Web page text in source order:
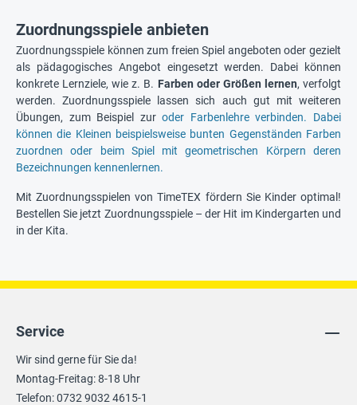
Zuordnungsspiele anbieten
Zuordnungsspiele können zum freien Spiel angeboten oder gezielt
als pädagogisches Angebot eingesetzt werden. Dabei können
konkrete Lernziele, wie z. B. Farben oder Größen lernen, verfolgt
werden. Zuordnungsspiele lassen sich auch gut mit weiteren
Übungen, zum Beispiel zuroder Farbenlehre verbinden. Dabei
können die Kleinen beispielsweise bunten Gegenständen Farben
zuordnen oder beim Spiel mit geometrischen Körpern deren
Bezeichnungen kennenlernen.
Mit Zuordnungsspielen von TimeTEX fördern Sie Kinder optimal!
Bestellen Sie jetzt Zuordnungsspiele – der Hit im Kindergarten und
in der Kita.
Service
Wir sind gerne für Sie da!
Montag-Freitag: 8-18 Uhr
Telefon: 0732 9032 4615-1